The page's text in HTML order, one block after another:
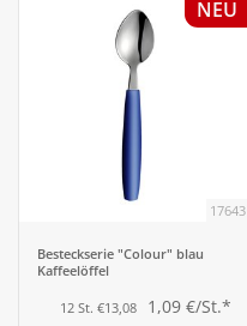
NEU
17643
Besteckserie "Colour" blau
Kaffeelöffel
12 St. €13,08 1,09 €/St.*